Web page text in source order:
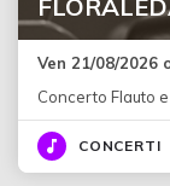
Ven 21/08/2026
Concerto Flauto
CONCERTI